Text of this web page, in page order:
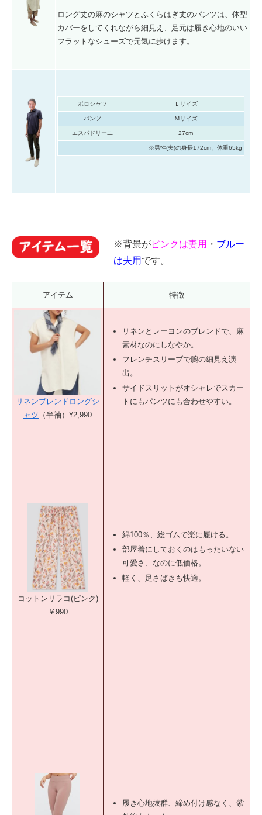
ロング丈の麻のシャツとふくらはぎ丈のパンツは、体型
カバーをしてくれながら細見え、足元は履き心地のいい
フラットなシューズで元気に歩けます。
ポロシャツ Ｌサイズ
パンツ Ｍサイズ
エスパドリーユ 27cm
※男性(夫)の身長172cm、体重65kg
※背景がピンクは妻用 ・ ブルー
は夫用 です。
アイテム 特徴
リネンブレンドロングシ
ャツ （半袖）¥2,990
リネンとレーヨンのブレンドで、麻
素材なのにしなやか。
フレンチスリーブで腕の細見え演
出。
サイドスリットがオシャレでスカー
トにもパンツにも合わせやすい。
コットンリラコ(ピンク)
￥990
綿100％、総ゴムで楽に履ける。
部屋着にしておくのはもったいない
可愛さ、なのに低価格。
軽く、足さばきも快適。
履き心地抜群、締め付け感なく、紫